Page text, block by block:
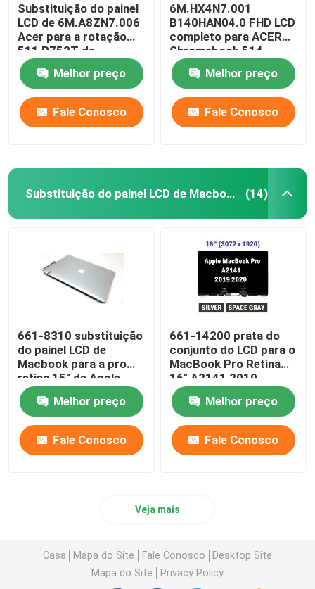
Substituição do painel
LCD de 6M.A8ZN7.006
Acer para a rotação
511 R753T de
Chromebook 11,6
polegadasMelhor preço
Fale Conosco
6M.HX4N7.001
B140HAN04.0 FHD LCD
completo para ACER
Chromebook 514
CP514-1H-R4HQ-US
Melhor preço
Fale Conosco
Substituição do painel LCD de Macbook (14)
661-8310 substituição
do painel LCD de
Macbook para a pro
retina 15" de Apple
A1398 tarde 2013-
2014 Melhor preço
Fale Conosco
661-14200 prata do
conjunto do LCD para o
MacBook Pro Retina
16" A2141 2019
EMC3347
Melhor preço
Fale Conosco
Veja mais
Casa Mapa do Site Fale Conosco
Desktop Site
Mapa do Site
Privacy Policy